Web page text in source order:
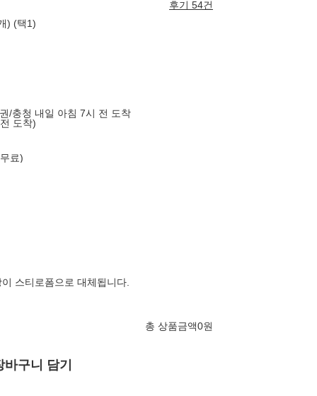
후기 54건
) (택1)
/충청 내일 아침 7시 전 도착
도착)
료)
스티로폼으로 대체됩니다.
총 상품금액0원
바구니 담기